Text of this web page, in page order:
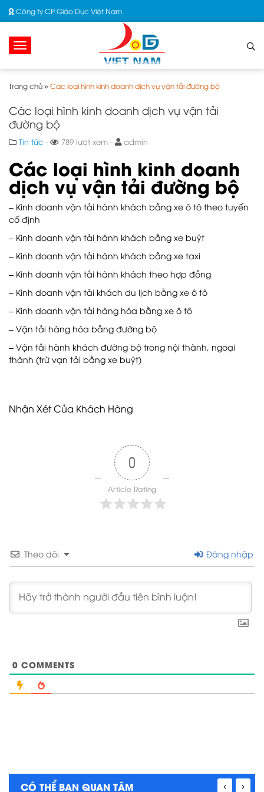
Công ty CP Giáo Dục Việt Nam
Trang chủ»Các loại hình kinh doanh dịch vụ vận tải đường bộ
Các loại hình kinh doanh dịch vụ vận tải
đường bộ
Tin tức - 789 lượt xem - admin
Các loại hình kinh doanh
dịch vụ vận tải đường bộ
– Kinh doanh vận tải hành khách bằng xe ô tô theo tuyến
cố định
– Kinh doanh vận tải hành khách bằng xe buýt
– Kinh doanh vận tải hành khách bằng xe taxi
– Kinh doanh vận tải hành khách theo hợp đồng
– Kinh doanh vận tải khách du lịch bằng xe ô tô
– Kinh doanh vận tải hàng hóa bằng xe ô tô
– Vận tải hàng hóa bằng đường bộ
– Vận tải hành khách đường bộ trong nội thành, ngoại
thành (trừ vạn tải bằng xe buýt)
Nhận Xét Của Khách Hàng
0
Article Rating
Theo dõi Đăng nhập
0 COMMENTS
CÓ THỂ BẠN QUAN TÂM